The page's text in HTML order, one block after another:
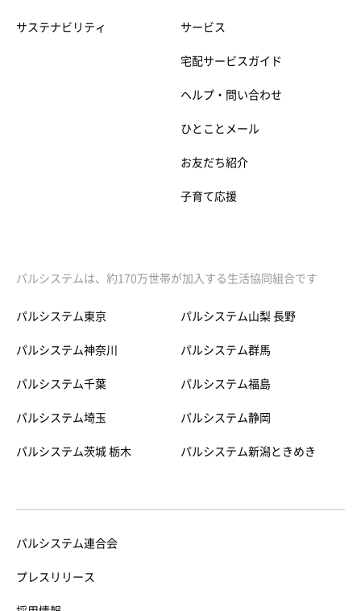
サステナビリティ サービス
宅配サービスガイド
ヘルプ・問い合わせ
ひとことメール
お友だち紹介
子育て応援
パルシステムは、約170万世帯が加入する生活協同組合です
パルシステム東京
パルシステム神奈川
パルシステム千葉
パルシステム埼玉
パルシステム茨城 栃木
パルシステム山梨 長野
パルシステム群馬
パルシステム福島
パルシステム静岡
パルシステム新潟ときめき
パルシステム連合会
プレスリリース